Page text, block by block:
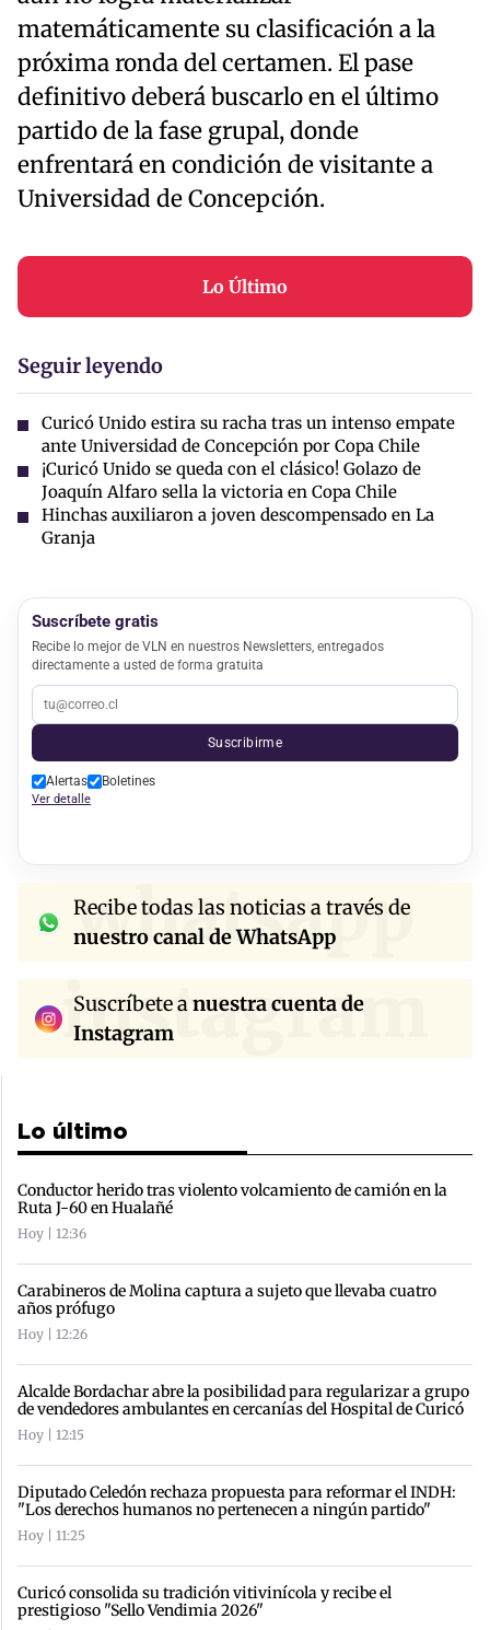
matemáticamente su clasificación a la
próxima ronda del certamen. El pase
definitivo deberá buscarlo en el último
partido de la fase grupal, donde
enfrentará en condición de visitante a
Universidad de Concepción.
Lo Último
Seguir leyendo
Curicó Unido estira su racha tras un intenso empate
ante Universidad de Concepción por Copa Chile
¡Curicó Unido se queda con el clásico! Golazo de
Joaquín Alfaro sella la victoria en Copa Chile
Hinchas auxiliaron a joven descompensado en La
Granja
Suscríbete gratis
Recibe lo mejor de VLN en nuestros Newsletters, entregados
directamente a usted de forma gratuita
Suscribirme
Alertas Boletines
Ver detalle
whatsapp
Recibe todas las noticias a través de
nuestro canal de WhatsApp
instagram
Suscríbete anuestra cuenta de
Instagram
Lo último
Conductor herido tras violento volcamiento de camión en la
Ruta J-60 en Hualañé
Hoy | 12:36
Carabineros de Molina captura a sujeto que llevaba cuatro
años prófugo
Hoy | 12:26
Alcalde Bordachar abre la posibilidad para regularizar a grupo
de vendedores ambulantes en cercanías del Hospital de Curicó
Hoy | 12:15
Diputado Celedón rechaza propuesta para reformar el INDH:
"Los derechos humanos no pertenecen a ningún partido"
Hoy | 11:25
Curicó consolida su tradición vitivinícola y recibe el
prestigioso "Sello Vendimia 2026"